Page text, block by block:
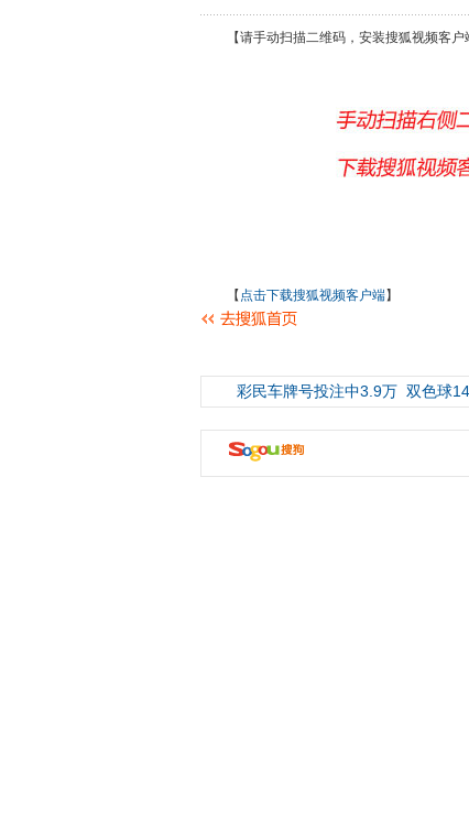
【请手动扫描二维码，安装搜狐视频客户
【 点击下载搜狐视频客户端】
彩民车牌号投注中3.9万 双色球